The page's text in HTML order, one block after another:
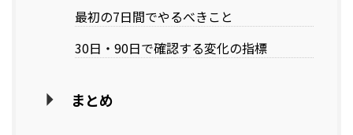
最初の7日間でやるべきこと
30日・90日で確認する変化の指標
まとめ